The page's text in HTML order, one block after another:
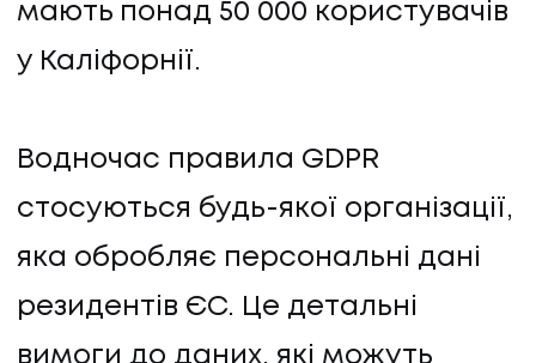
мають понад 50 000 користувачів
у Каліфорнії.
Водночас правила GDPR
стосуються будь-якої організації,
яка обробляє персональні дані
резидентів ЄС. Це детальні
вимоги до даних, які можуть
КАР'ЄРА
БЛОГ
БЛОГ
ПРО НАС